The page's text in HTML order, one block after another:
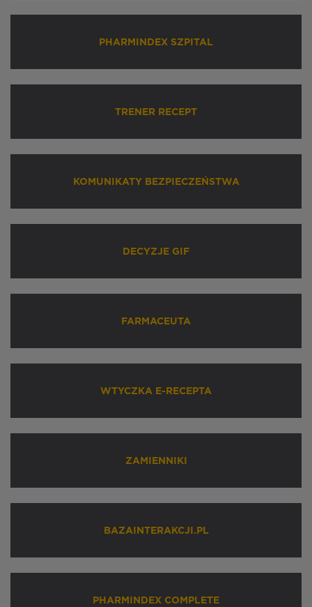
PHARMINDEX SZPITAL
TRENER RECEPT
KOMUNIKATY BEZPIECZEŃSTWA
DECYZJE GIF
FARMACEUTA
WTYCZKA E-RECEPTA
ZAMIENNIKI
BAZAINTERAKCJI.PL
PHARMINDEX COMPLETE